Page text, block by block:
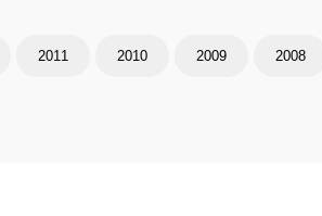
2011 2010 2009 2008